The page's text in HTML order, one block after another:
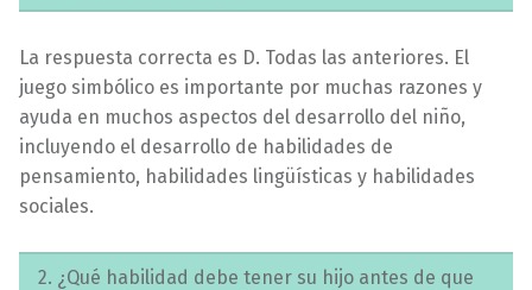
La respuesta correcta es D. Todas las anteriores. El
juego simbólico es importante por muchas razones y
ayuda en muchos aspectos del desarrollo del niño,
incluyendo el desarrollo de habilidades de
pensamiento, habilidades lingüísticas y habilidades
sociales.
2. ¿Qué habilidad debe tener su hijo antes de que